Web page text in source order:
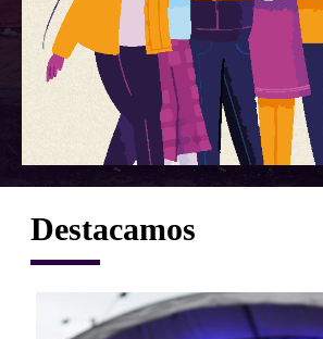
Destacamos